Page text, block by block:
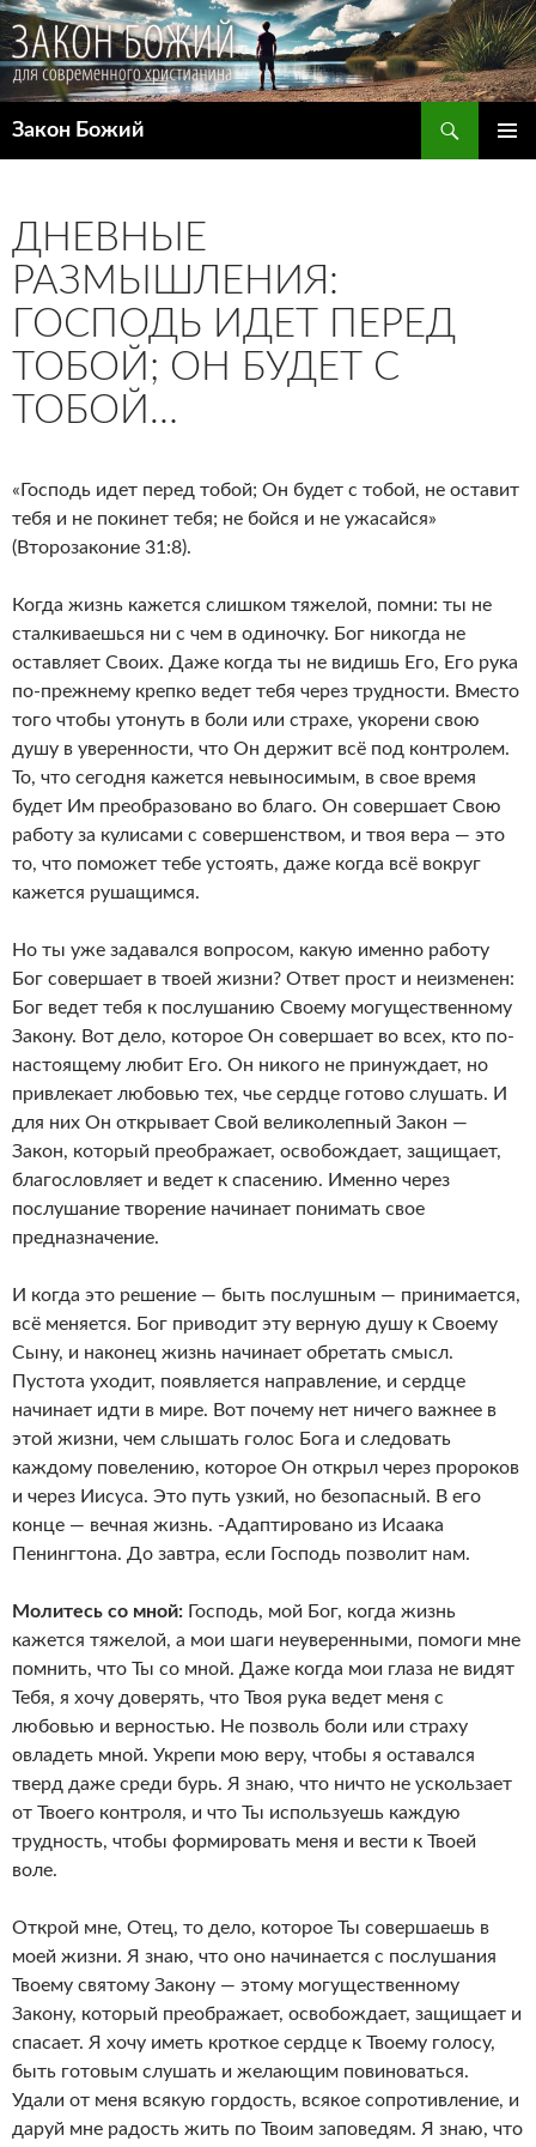
Закон Божий
ДНЕВНЫЕ
РАЗМЫШЛЕНИЯ:
ГОСПОДЬ ИДЕТ ПЕРЕД
ТОБОЙ; ОН БУДЕТ С
ТОБОЙ…
«Господь идет перед тобой; Он будет с тобой, не оставит
тебя и не покинет тебя; не бойся и не ужасайся»
(Второзаконие 31:8).
Когда жизнь кажется слишком тяжелой, помни: ты не
сталкиваешься ни с чем в одиночку. Бог никогда не
оставляет Своих. Даже когда ты не видишь Его, Его рука
по-прежнему крепко ведет тебя через трудности. Вместо
того чтобы утонуть в боли или страхе, укорени свою
душу в уверенности, что Он держит всё под контролем.
То, что сегодня кажется невыносимым, в свое время
будет Им преобразовано во благо. Он совершает Свою
работу за кулисами с совершенством, и твоя вера — это
то, что поможет тебе устоять, даже когда всё вокруг
кажется рушащимся.
Но ты уже задавался вопросом, какую именно работу
Бог совершает в твоей жизни? Ответ прост и неизменен:
Бог ведет тебя к послушанию Своему могущественному
Закону. Вот дело, которое Он совершает во всех, кто по-
настоящему любит Его. Он никого не принуждает, но
привлекает любовью тех, чье сердце готово слушать. И
для них Он открывает Свой великолепный Закон —
Закон, который преображает, освобождает, защищает,
благословляет и ведет к спасению. Именно через
послушание творение начинает понимать свое
предназначение.
И когда это решение — быть послушным — принимается,
всё меняется. Бог приводит эту верную душу к Своему
Сыну, и наконец жизнь начинает обретать смысл.
Пустота уходит, появляется направление, и сердце
начинает идти в мире. Вот почему нет ничего важнее в
этой жизни, чем слышать голос Бога и следовать
каждому повелению, которое Он открыл через пророков
и через Иисуса. Это путь узкий, но безопасный. В его
конце — вечная жизнь. -Адаптировано из Исаака
Пенингтона. До завтра, если Господь позволит нам.
Молитесь со мной: Господь, мой Бог, когда жизнь
кажется тяжелой, а мои шаги неуверенными, помоги мне
помнить, что Ты со мной. Даже когда мои глаза не видят
Тебя, я хочу доверять, что Твоя рука ведет меня с
любовью и верностью. Не позволь боли или страху
овладеть мной. Укрепи мою веру, чтобы я оставался
тверд даже среди бурь. Я знаю, что ничто не ускользает
от Твоего контроля, и что Ты используешь каждую
трудность, чтобы формировать меня и вести к Твоей
воле.
Открой мне, Отец, то дело, которое Ты совершаешь в
моей жизни. Я знаю, что оно начинается с послушания
Твоему святому Закону — этому могущественному
Закону, который преображает, освобождает, защищает и
спасает. Я хочу иметь кроткое сердце к Твоему голосу,
быть готовым слушать и желающим повиноваться.
Удали от меня всякую гордость, всякое сопротивление, и
даруй мне радость жить по Твоим заповедям. Я знаю, что